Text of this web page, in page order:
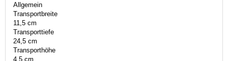
Allgemein
Transportbreite
11,5 cm
Transporttiefe
24,5 cm
Transporthöhe
4,5 cm